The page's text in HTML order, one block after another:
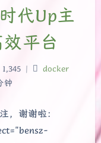
代Up主
平台
1,345 |
docker
钟
，谢谢啦：